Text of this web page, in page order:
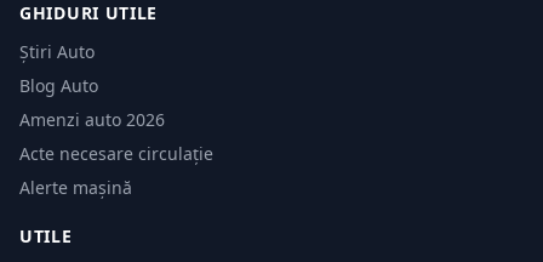
GHIDURI UTILE
Știri Auto
Blog Auto
Amenzi auto 2026
Acte necesare circulație
Alerte mașină
UTILE